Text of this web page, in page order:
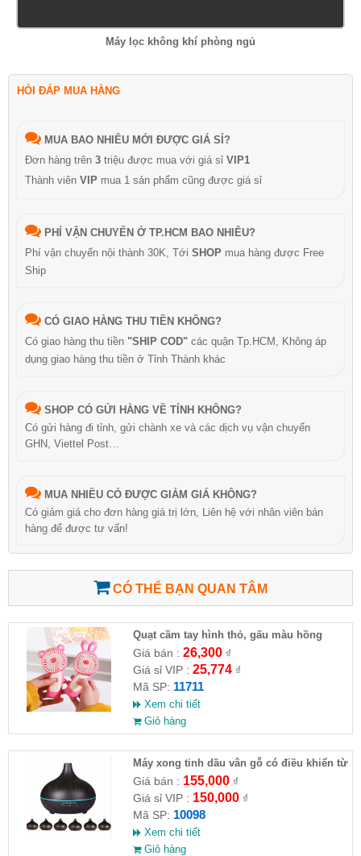
Máy lọc không khí phòng ngủ
HỎI ĐÁP MUA HÀNG
MUA BAO NHIÊU MỚI ĐƯỢC GIÁ SỈ?
Đơn hàng trên 3 triệu được mua với giá sỉ VIP1
Thành viên VIP mua 1 sản phẩm cũng được giá sỉ
PHÍ VẬN CHUYỂN Ở TP.HCM BAO NHIÊU?
Phí vận chuyển nội thành 30K, Tới SHOP mua hàng được Free
Ship
CÓ GIAO HÀNG THU TIỀN KHÔNG?
Có giao hàng thu tiền "SHIP COD" các quận Tp.HCM, Không áp
dụng giao hàng thu tiền ở Tỉnh Thành khác
SHOP CÓ GỬI HÀNG VỀ TỈNH KHÔNG?
Có gửi hàng đi tỉnh, gửi chành xe và các dịch vụ vận chuyển
GHN, Viettel Post…
MUA NHIỀU CÓ ĐƯỢC GIẢM GIÁ KHÔNG?
Có giảm giá cho đơn hàng giá trị lớn, Liên hệ với nhân viên bán
hàng để được tư vấn!
CÓ THỂ BẠN QUAN TÂM
Quạt cầm tay hình thỏ, gấu màu hồng
Giá bán : 26,300₫
Giá sỉ VIP : 25,774₫
Mã SP: 11711
Xem chi tiết
Giỏ hàng
Máy xong tinh dầu vân gỗ có điều khiển từ
xa
Giá bán : 155,000₫
Giá sỉ VIP : 150,000₫
Mã SP: 10098
Xem chi tiết
Giỏ hàng